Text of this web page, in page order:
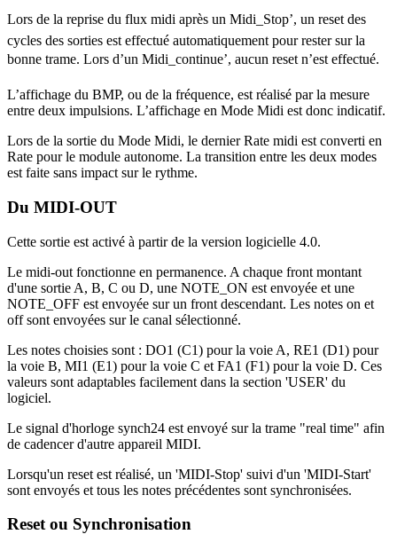
Lors de la reprise du flux midi après un Midi_Stop’, un reset des
cycles des sorties est effectué automatiquement pour rester sur la
bonne trame. Lors d’un Midi_continue’, aucun reset n’est effectué.
L’affichage du BMP, ou de la fréquence, est réalisé par la mesure
entre deux impulsions. L’affichage en Mode Midi est donc indicatif.
Lors de la sortie du Mode Midi, le dernier Rate midi est converti en
Rate pour le module autonome. La transition entre les deux modes
est faite sans impact sur le rythme.
Du MIDI-OUT
Cette sortie est activé à partir de la version logicielle 4.0.
Le midi-out fonctionne en permanence. A chaque front montant
d'une sortie A, B, C ou D, une NOTE_ON est envoyée et une
NOTE_OFF est envoyée sur un front descendant. Les notes on et
off sont envoyées sur le canal sélectionné.
Les notes choisies sont : DO1 (C1) pour la voie A, RE1 (D1) pour
la voie B, MI1 (E1) pour la voie C et FA1 (F1) pour la voie D. Ces
valeurs sont adaptables facilement dans la section 'USER' du
logiciel.
Le signal d'horloge synch24 est envoyé sur la trame "real time" afin
de cadencer d'autre appareil MIDI.
Lorsqu'un reset est réalisé, un 'MIDI-Stop' suivi d'un 'MIDI-Start'
sont envoyés et tous les notes précédentes sont synchronisées.
Reset ou Synchronisation